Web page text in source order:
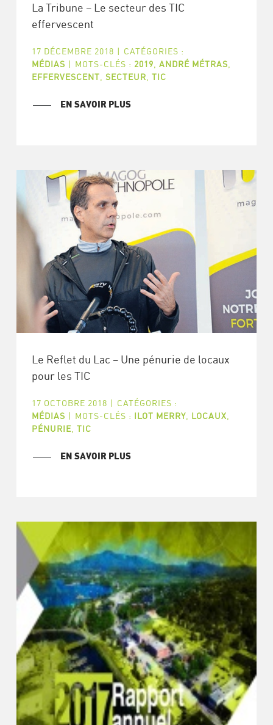
La Tribune – Le secteur des TIC
effervescent
17 DÉCEMBRE 2018 | CATÉGORIES :
MÉDIAS | MOTS-CLÉS : 2019 ANDRÉ MÉTRAS
EFFERVESCENT SECTEUR TIC
EN SAVOIR PLUS
Le Reflet du Lac – Une pénurie de locaux
pour les TIC
17 OCTOBRE 2018 | CATÉGORIES :
MÉDIAS | MOTS-CLÉS : ILOT MERRY, LOCAUX
PÉNURIE, TIC
EN SAVOIR PLUS